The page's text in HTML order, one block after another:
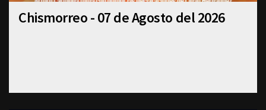
Chismorreo - 07 de Agosto del 2026